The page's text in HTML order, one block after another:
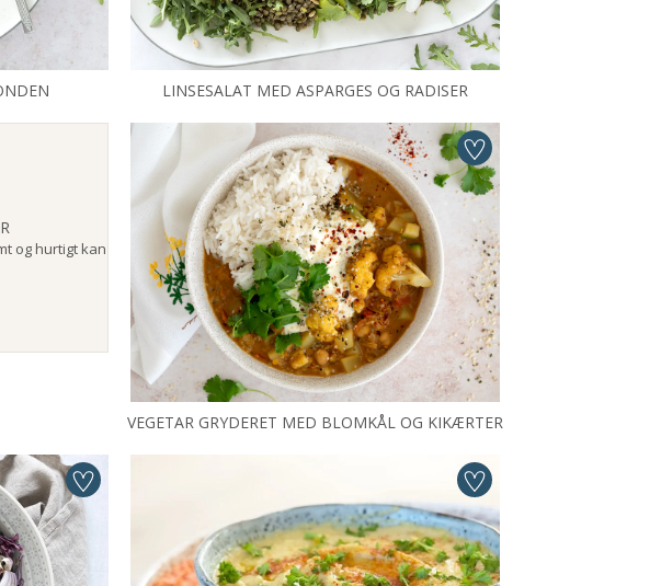
LINSESALAT MED ASPARGES OG RADISER
og hurtigt kan
VEGETAR GRYDERET MED BLOMKÅL OG KIKÆRTER